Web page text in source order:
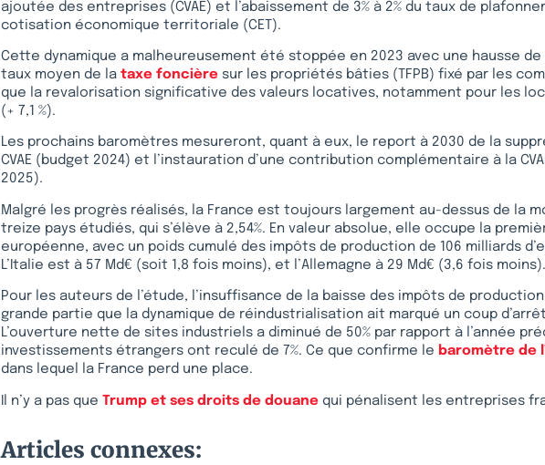
ajoutée des entreprises (CVAE) et l’abaissement de 3% à 2% du taux de
cotisation économique territoriale (CET).
Cette dynamique a malheureusement été stoppée en 2023 avec une hausse de
taux moyen de la taxe foncière sur les propriétés bâties (TFPB) fixé par les
que la revalorisation significative des valeurs locatives, notamment pour les
(+ 7,1 %).
Les prochains baromètres mesureront, quant à eux, le report à 2030 de la
CVAE (budget 2024) et l’instauration d’une contribution complémentaire à la
2025).
Malgré les progrès réalisés, la France est toujours largement au-dessus de la
treize pays étudiés, qui s’élève à 2,54%. En valeur absolue, elle occupe la
européenne, avec un poids cumulé des impôts de production de 106 milliards
L’Italie est à 57 Md€ (soit 1,8 fois moins), et l’Allemagne à 29 Md€ (3,6 fois moins).
Pour les auteurs de l’étude, l’insuffisance de la baisse des impôts de
grande partie que la dynamique de réindustrialisation ait marqué un coup
L’ouverture nette de sites industriels a diminué de 50% par rapport à l’année
investissements étrangers ont reculé de 7%. Ce que confirme le baromètre de
dans lequel la France perd une place.
Il n’y a pas que Trump et ses droits de douane qui pénalisent les entreprises
Articles connexes: